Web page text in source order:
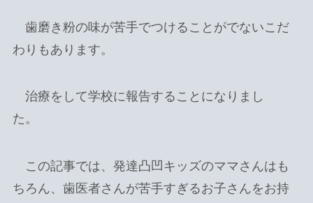
歯磨き粉の味が苦手でつけることがでないこだ
わりもあります。
治療をして学校に報告することになりまし
た。
この記事では、発達凸凹キッズのママさんはも
ちろん、歯医者さんが苦手すぎるお子さんをお持